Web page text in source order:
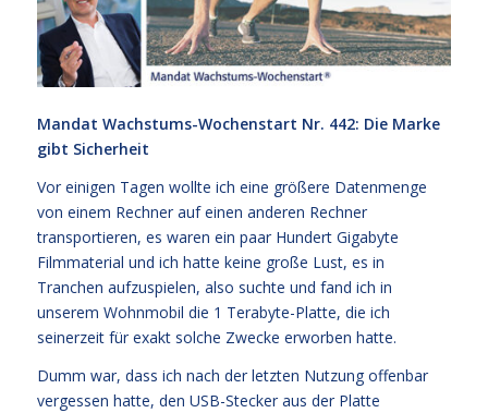
Mandat Wachstums-Wochenstart Nr. 442: Die Marke
gibt Sicherheit
Vor einigen Tagen wollte ich eine größere Datenmenge
von einem Rechner auf einen anderen Rechner
transportieren, es waren ein paar Hundert Gigabyte
Filmmaterial und ich hatte keine große Lust, es in
Tranchen aufzuspielen, also suchte und fand ich in
unserem Wohnmobil die 1 Terabyte-Platte, die ich
seinerzeit für exakt solche Zwecke erworben hatte.
Dumm war, dass ich nach der letzten Nutzung offenbar
vergessen hatte, den USB-Stecker aus der Platte